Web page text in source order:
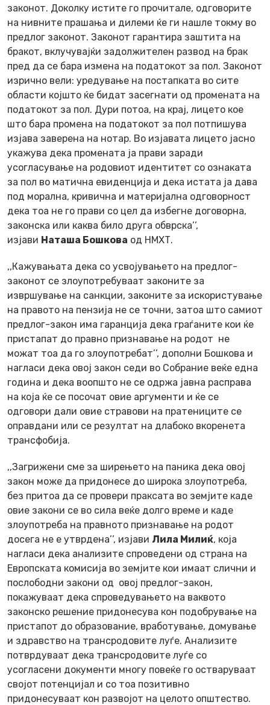
законот. Доколку истите го прочитале, одговорите
на нивните прашања и дилеми ќе ги нашле токму во
предлог законот. Законот гарантира заштита на
бракот, вклучувајќи задолжителен развод на брак
пред да се бара измена на податокот за пол. Законот
изрично вели: уредување на постапката во сите
области којшто ќе бидат засегнати од промената на
податокот за пол. Дури потоа, на крај, лицето кое
што бара промена на податокот за пол потпишува
изјава заверена на нотар. Во изјавата лицето јасно
укажува дека промената ја прави заради
усогласување на родовиот идентитет со ознаката
за пол во матична евиденција и дека истата ја дава
под морална, кривична и материјална одговорност
дека тоа не го прави со цел да избегне договорна,
законска или каква било друга обврска’’,
изјави Наташа Бошкова од НМХТ.
,,Кажувањата дека со усвојувањето на предлог-
законот се злоупотребуваат законите за
извршување на санкции, законите за искористување
на правото на пензија не се точни, затоа што самиот
предлог-закон има гаранција дека граѓаните кои ќе
пристапат до правно признавање на родот не
можат тоа да го злоупотребат’’, дополни Бошкова и
нагласи дека овој закон седи во Собрание веќе една
година и дека воопшто не се одржа јавна расправа
на која ќе се посочат овие аргументи и ќе се
одговори дали овие стравови на пратениците се
оправдани или се резултат на длабоко вкоренета
трансфобија.
,,Загрижени сме за ширењето на паника дека овој
закон може да придонесе до широка злоупотреба,
без притоа да се провери праксата во земјите каде
овие закони се во сила веќе долго време и каде
злоупотреба на правното признавање на родот
досега не е утврдена’’, изјави Лила Милиќ, која
нагласи дека анализите спроведени од страна на
Европската комисија во земјите кои имаат слични и
послободни закони од овој предлог-закон,
покажуваат дека спроведувањето на ваквото
законско решение придонесува кон подобрување на
пристапот до образование, вработување, домување
и здравство на трансродовите луѓе. Анализите
потврдуваат дека трансродовите луѓе со
усогласени документи многу повеќе го остваруваат
својот потенцијал и со тоа позитивно
придонесуваат кон развојот на целото општество.